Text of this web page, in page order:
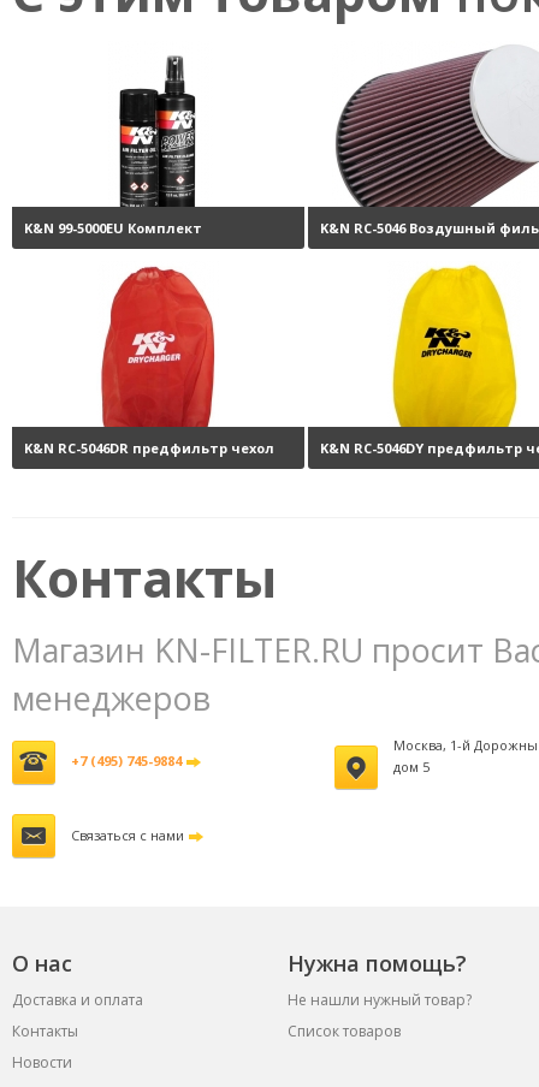
K&N 99-5000EU Комплект
обслуживания воздушных
K&N RC-5046 Воздушный
нулевого сопротивления
K&N RC-5046DR предфильтр чехол K&N RC-5046DY предфильтр
Контакты
Магазин KN-FILTER.RU просит
менеджеров
+7 (495) 745-9884
Москва, 1-й
дом 5
Связаться с нами
О нас Нужна помощь?
Доставка и оплата
Не нашли нужный товар?
Контакты
Список товаров
Новости